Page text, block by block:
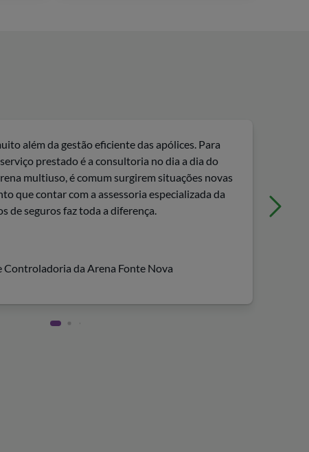
além da gestão eficiente das apólices. Para
prestado é a consultoria no dia a dia do
multiuso, é comum surgirem situações novas
que contar com a assessoria especializada da
de seguros faz toda a diferença.
Controladoria da Arena Fonte Nova